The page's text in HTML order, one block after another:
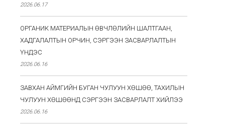
2026.06.17
ОРГАНИК МАТЕРИАЛЫН ӨВЧЛӨЛИЙН ШАЛТГААН,
ХАДГАЛАЛТЫН ОРЧИН, СЭРГЭЭН ЗАСВАРЛАЛТЫН
ҮНДЭС
2026.06.16
ЗАВХАН АЙМГИЙН БУГАН ЧУЛУУН ХӨШӨӨ, ТАХИЛЫН
ЧУЛУУН ХӨШӨӨНД СЭРГЭЭН ЗАСВАРЛАЛТ ХИЙЛЭЭ
2026.06.16